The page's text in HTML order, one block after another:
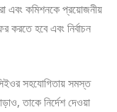
এবং কমিশনকে প্রয়োজনীয়
করতে হবে এবং নির্বাচন
সহযোগিতায় সমস্ত
তাকে নির্দেশ দেওয়া